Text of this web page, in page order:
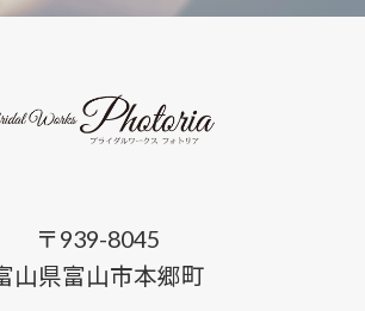
〒939-8045
山県富山市本郷町